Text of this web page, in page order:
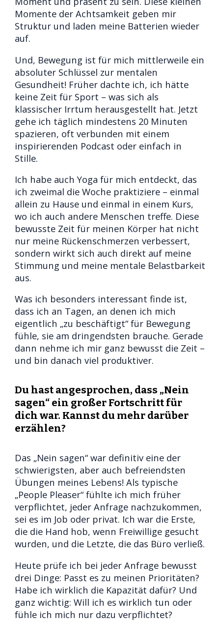
Momente der Achtsamkeit geben mir
Struktur und laden meine Batterien wieder
auf.
Und, Bewegung ist für mich mittlerweile ein
absoluter Schlüssel zur mentalen
Gesundheit! Früher dachte ich, ich hätte
keine Zeit für Sport – was sich als
klassischer Irrtum herausgestellt hat. Jetzt
gehe ich täglich mindestens 20 Minuten
spazieren, oft verbunden mit einem
inspirierenden Podcast oder einfach in
Stille.
Ich habe auch Yoga für mich entdeckt, das
ich zweimal die Woche praktiziere – einmal
allein zu Hause und einmal in einem Kurs,
wo ich auch andere Menschen treffe. Diese
bewusste Zeit für meinen Körper hat nicht
nur meine Rückenschmerzen verbessert,
sondern wirkt sich auch direkt auf meine
Stimmung und meine mentale Belastbarkeit
aus.
Was ich besonders interessant finde ist,
dass ich an Tagen, an denen ich mich
eigentlich „zu beschäftigt“ für Bewegung
fühle, sie am dringendsten brauche. Gerade
dann nehme ich mir ganz bewusst die Zeit –
und bin danach viel produktiver.
Du hast angesprochen, dass „Nein
sagen“ ein großer Fortschritt für
dich war. Kannst du mehr darüber
erzählen?
Das „Nein sagen“ war definitiv eine der
schwierigsten, aber auch befreiendsten
Übungen meines Lebens! Als typische
„People Pleaser“ fühlte ich mich früher
verpflichtet, jeder Anfrage nachzukommen,
sei es im Job oder privat. Ich war die Erste,
die die Hand hob, wenn Freiwillige gesucht
wurden, und die Letzte, die das Büro verließ.
Heute prüfe ich bei jeder Anfrage bewusst
drei Dinge: Passt es zu meinen Prioritäten?
Habe ich wirklich die Kapazität dafür? Und
ganz wichtig: Will ich es wirklich tun oder
fühle ich mich nur dazu verpflichtet?